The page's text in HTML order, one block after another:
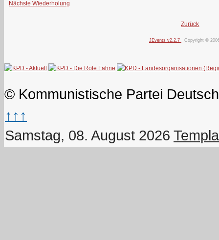
Nächste Wiederholung
Zurück
JEvents v2.2.7 Copyright ©
© Kommunistische Partei
↑↑↑
Samstag, 08. August 2026